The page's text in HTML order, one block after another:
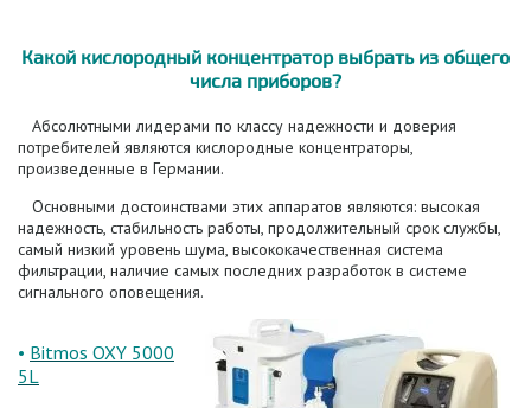
Какой кислородный концентратор выбрать из общего
числа приборов?
Абсолютными лидерами по классу надежности и доверия
потребителей являются кислородные концентраторы,
произведенные в Германии.
Основными достоинствами этих аппаратов являются: высокая
надежность, стабильность работы, продолжительный срок службы,
самый низкий уровень шума, высококачественная система
фильтрации, наличие самых последних разработок в системе
сигнального оповещения.
• Bitmos OXY 5000
5L